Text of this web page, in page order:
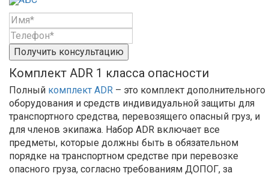
Получить консультацию
Комплект ADR 1 класса опасности
Полный комплект ADR – это комплект дополнительного
оборудования и средств индивидуальной защиты для
транспортного средства, перевозящего опасный груз, и
для членов экипажа. Набор ADR включает все
предметы, которые должны быть в обязательном
порядке на транспортном средстве при перевозке
опасного груза, согласно требованиям ДОПОГ, за